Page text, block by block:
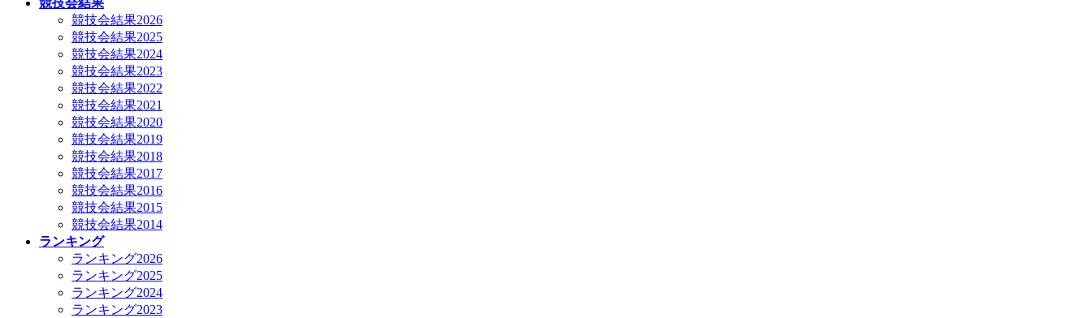
競技会結果
競技会結果2026
競技会結果2025
競技会結果2024
競技会結果2023
競技会結果2022
競技会結果2021
競技会結果2020
競技会結果2019
競技会結果2018
競技会結果2017
競技会結果2016
競技会結果2015
競技会結果2014
ランキング
ランキング2026
ランキング2025
ランキング2024
ランキング2023